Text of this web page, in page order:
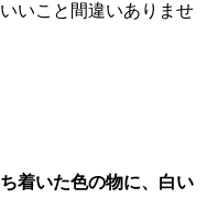
いこと間違いありませ
着いた色の物に、白い